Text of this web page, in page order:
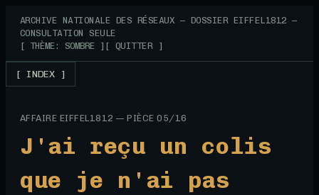
ARCHIVE NATIONALE DES RÉSEAUX — DOSSIER EIFFEL1812 —
CONSULTATION SEULE
[ THÈME: SOMBRE ] [ QUITTER ]
[ INDEX ]
AFFAIRE EIFFEL1812 — PIÈCE 05/16
J'ai reçu un colis
que je n'ai pas